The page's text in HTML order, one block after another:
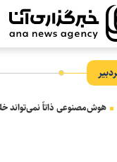
هوش‌مصنوعی ذاتاً نمی‌تواند